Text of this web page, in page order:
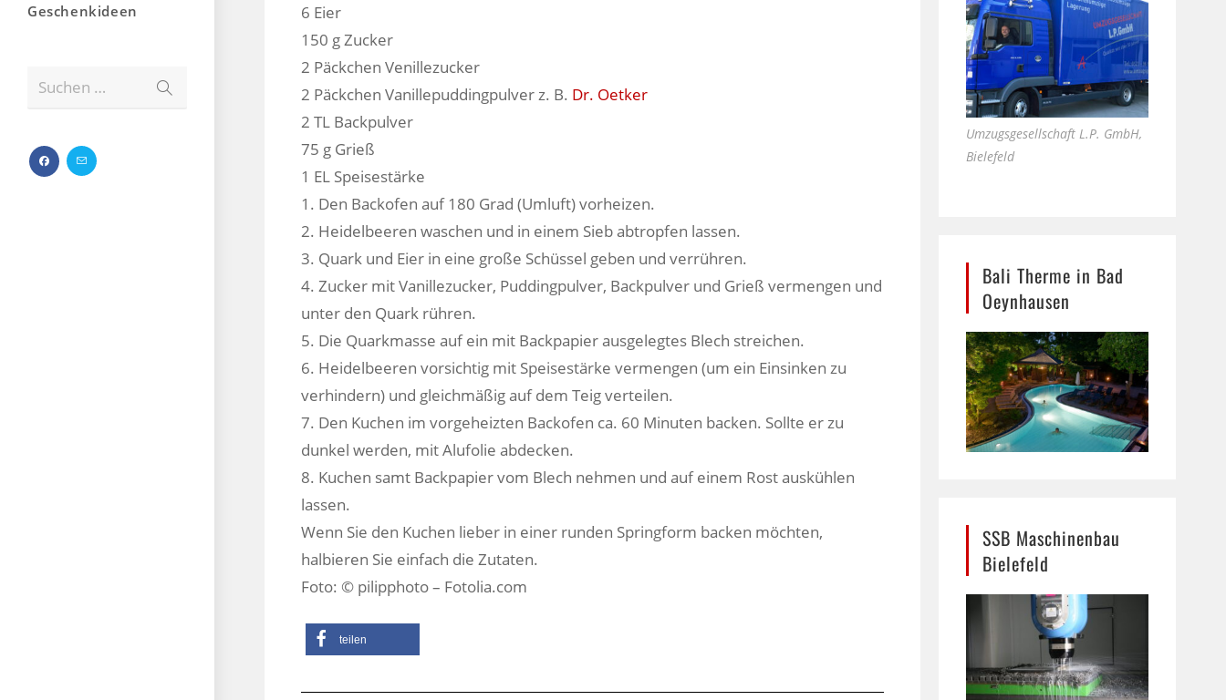
Geschenkideen
Suchen …
6 Eier
150 g Zucker
2 Päckchen Venillezucker
2 Päckchen Vanillepuddingpulver z. B. Dr. Oetker
2 TL Backpulver
75 g Grieß
1 EL Speisestärke
1. Den Backofen auf 180 Grad (Umluft) vorheizen.
2. Heidelbeeren waschen und in einem Sieb abtropfen lassen.
3. Quark und Eier in eine große Schüssel geben und verrühren.
4. Zucker mit Vanillezucker, Puddingpulver, Backpulver und Grieß vermengen und
unter den Quark rühren.
5. Die Quarkmasse auf ein mit Backpapier ausgelegtes Blech streichen.
6. Heidelbeeren vorsichtig mit Speisestärke vermengen (um ein Einsinken zu
verhindern) und gleichmäßig auf dem Teig verteilen.
7. Den Kuchen im vorgeheizten Backofen ca. 60 Minuten backen. Sollte er zu
dunkel werden, mit Alufolie abdecken.
8. Kuchen samt Backpapier vom Blech nehmen und auf einem Rost auskühlen
lassen.
Wenn Sie den Kuchen lieber in einer runden Springform backen möchten,
halbieren Sie einfach die Zutaten.
Foto: © pilipphoto – Fotolia.com
teilen
Umzugsgesellschaft L.P. GmbH,
Bielefeld
Bali Therme in Bad
Oeynhausen
SSB Maschinenbau
Bielefeld